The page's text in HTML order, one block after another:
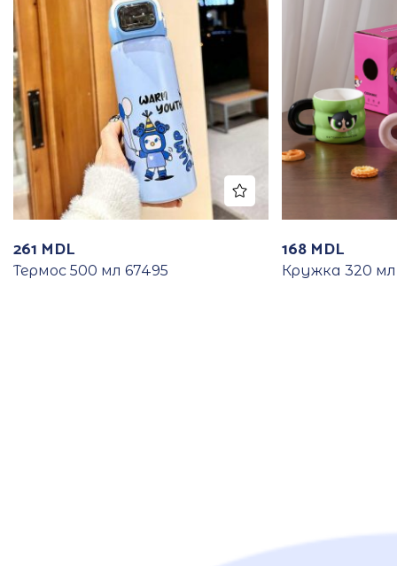
261 MDL
Термос 500 мл 67495
168 MDL
Кружка 320 мл